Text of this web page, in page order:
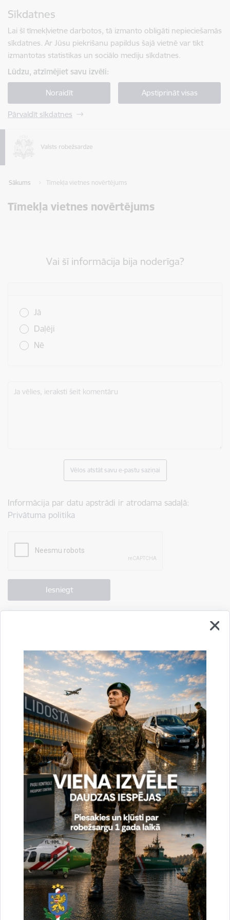
Sīkdatnes
Lai šī tīmekļvietne darbotos, tā izmanto obligāti nepieciešamās
sīkdatnes. Ar Jūsu piekrišanu papildus šajā vietnē var tikt
izmantotas statistikas un sociālo mediju sīkdatnes.
Lūdzu, atzīmējiet savu izvēli:
Noraidīt Apstiprināt visas
Pārvaldīt sīkdatnes
Sākums Tīmekļa vietnes novērtējums
Tīmekļa vietnes novērtējums
Vai šī informācija bija noderīga?
Jā
Daļēji
Nē
Ja vēlies, ieraksti šeit komentāru
Vēlos atstāt savu e-pastu saziņai
Informācija par datu apstrādi ir atrodama sadaļā:
Privātuma politika
Vai šī informācija bija noderīga?
Sniegt atsauksmi
Esi pirmais, kas uzzina!